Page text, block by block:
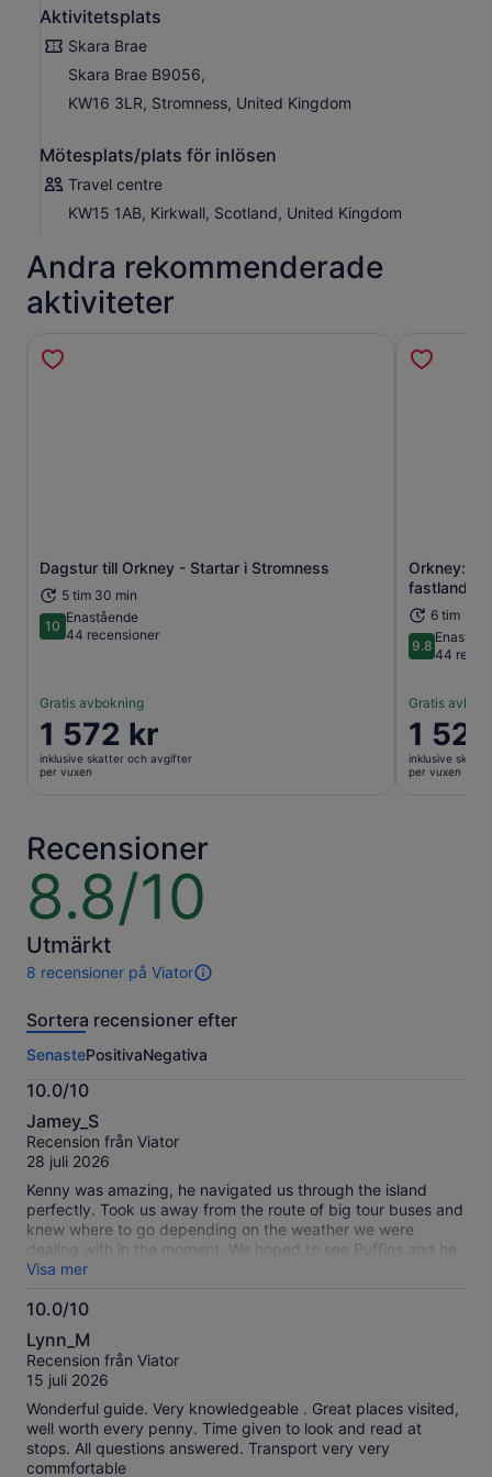
Aktivitetsplats
Skara Brae
Skara Brae B9056,
KW16 3LR, Stromness, United Kingdom
Mötesplats/plats för inlösen
Travel centre
KW15 1AB, Kirkwall, Scotland, United Kingdom
Andra rekommenderade
aktiviteter
Dagstur till Orkney - Startar i Stromness
5 tim 30 min
1010 av 10
Enastående
44 recensioner
Gratis avbokning
Priset
är
1 572 kr
1 572 kr
inklusive skatter och avgifter
per vuxen
Öppnas i ny flik
Orkney:
fastlandet
6 tim
9.89.8 av 10
44
Gratis
Priset
är
1 520 kr
1
inklusive
per vuxen
Recensioner
8.8/10
8.8
av
10
Utmärkt
8 recensioner på Viator
8
av
här
aktiviteten.
Mer
information
om
våra
recensioner
Sortera recensioner efter
SenastePositivaNegativa
10.0/10
10.0
av
10
Jamey_S
Recension från Viator
28 juli 2026
Kenny was amazing, he navigated us through the island
perfectly. Took us away from the route of big tour buses and
knew where to go depending on the weather we were
dealing with in the moment. We hoped to see Puffins and he
found them for us!
Visa mer
10.0/10
10.0
av
10
Lynn_M
Recension från Viator
15 juli 2026
Wonderful guide. Very knowledgeable . Great places visited,
well worth every penny. Time given to look and read at
stops. All questions answered. Transport very very
commfortable